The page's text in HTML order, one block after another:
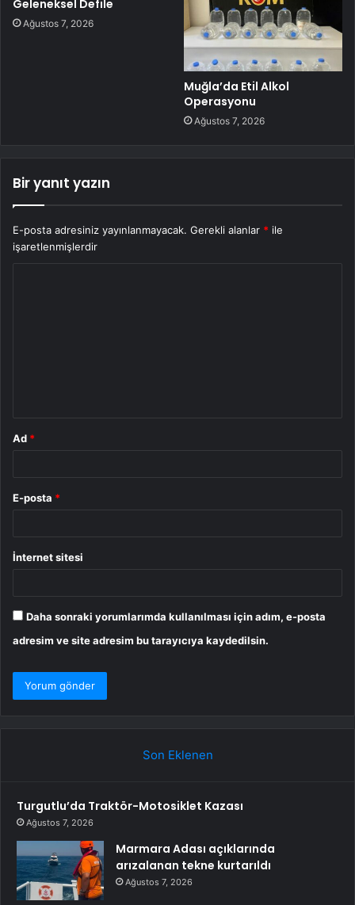
Geleneksel Defile
Ağustos 7, 2026
Muğla’da Etil Alkol
Operasyonu
Ağustos 7, 2026
Bir yanıt yazın
E-posta adresiniz yayınlanmayacak. Gerekli alanlar * ile
işaretlenmişlerdir
Ad *
E-posta *
İnternet sitesi
Daha sonraki yorumlarımda kullanılması için adım, e-posta
adresim ve site adresim bu tarayıcıya kaydedilsin.
Son Eklenen
Turgutlu’da Traktör-Motosiklet Kazası
Ağustos 7, 2026
Marmara Adası açıklarında
arızalanan tekne kurtarıldı
Ağustos 7, 2026